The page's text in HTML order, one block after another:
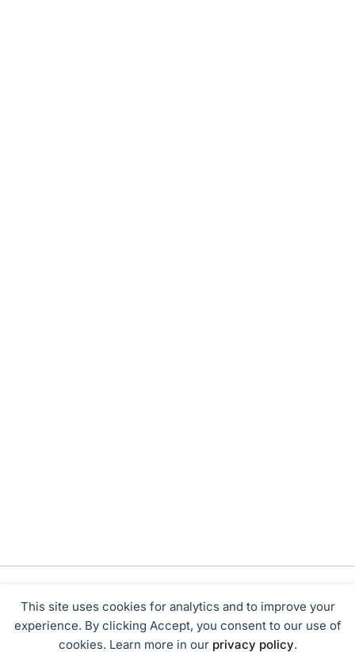
This site uses cookies for analytics and to improve your
experience. By clicking Accept, you consent to our use of
cookies. Learn more in our privacy policy.